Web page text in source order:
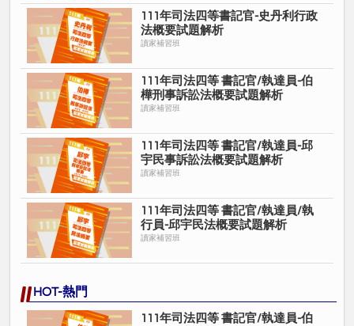
111年司法四等書記官-史丹利行政
法概要試題解析
讀家補習班
111年司法四等 書記官/執達員-伯
樺刑事訴訟法概要試題解析
讀家補習班
111年司法四等 書記官/執達員-邱
宇民事訴訟法概要試題解析
讀家補習班
111年司法四等 書記官/執達員/執
行員-邱宇民法概要試題解析
讀家補習班
HOT-熱門
111年司法四等 書記官/執達員-伯